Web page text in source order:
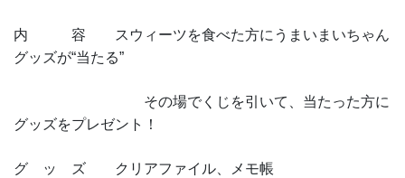
内 容 スウィーツを食べた方にうまいまいちゃん
グッズが“当たる”
その場でくじを引いて、当たった方に
グッズをプレゼント！
グ ッ ズ クリアファイル、メモ帳